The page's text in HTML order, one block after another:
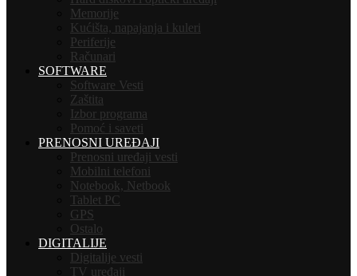
Memorije
Kućišta, napajanja i kuleri
Periferije
Računari
SOFTWARE
Software Vesti
Zaštita
Izbor programa
Pomoć i saveti
PRENOSNI UREĐAJI
Prenosni uređaji vesti
Mobilni telefoni
Notebook, Netbook
Tablet PC
GPS
Ostalo
DIGITALIJE
Digitalije vesti
TV uređaji